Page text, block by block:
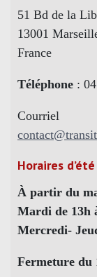
51 Bd de la
13001
France
Téléphone :
Courriel
Horaires d’été
À partir du
Mardi de 13h
Mercredi-
Fermeture du